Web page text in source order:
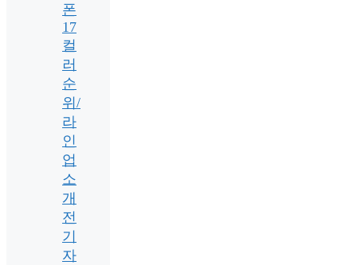
폰
17
컬
러
순
위/
라
인
업
소
개
전
기
자